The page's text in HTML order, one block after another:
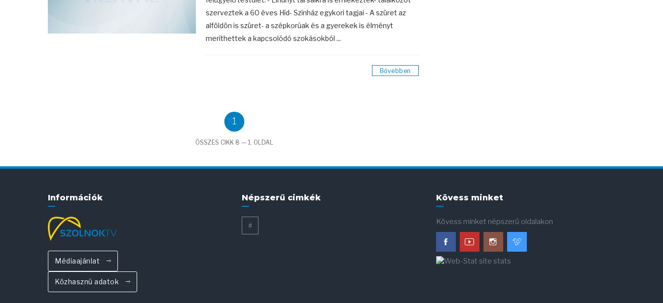
szerveztek a 60 éves Híd- Színház egykori tagjai - A szüret az
alföldön is szüret- a szépkorúak és a gyerekek is élményt
meríthettek a kapcsolódó szokásokból ...
Bővebben
1
ÖSSZES CIKK 8 — 1. OLDAL
Információk
Médiaajánlat
Közhasznú adatok
Népszerű cimkék
#
Kövess minket
Kövess minket népszerű oldalakon